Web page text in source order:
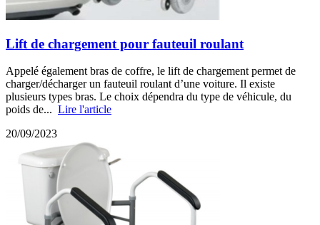
Lift de chargement pour fauteuil roulant
Appelé également bras de coffre, le lift de chargement permet de
charger/décharger un fauteuil roulant d’une voiture. Il existe
plusieurs types bras. Le choix dépendra du type de véhicule, du
poids de... Lire l'article
20/09/2023